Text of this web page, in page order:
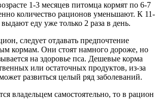
1-3 месяцев питомца кормят по 6-7
количество рационов уменьшают. К 11-
еду уже только 2 раза в день.
следует отдавать предпочтение
кормам. Они стоят намного дороже, но
на здоровье пса. Дешевые корма
или остаточных продуктов, из-за
развиться целый ряд заболеваний.
владельцем самостоятельно, то в рацион